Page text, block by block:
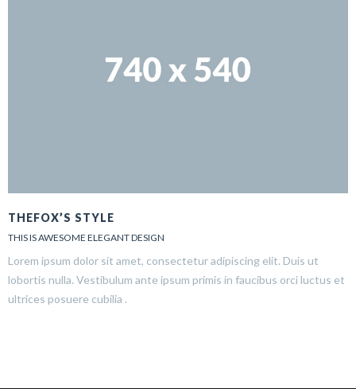
THEFOX’S STYLE
THIS IS AWESOME ELEGANT DESIGN
Lorem ipsum dolor sit amet, consectetur adipiscing elit. Duis ut
lobortis nulla. Vestibulum ante ipsum primis in faucibus orci luctus et
ultrices posuere cubilia .